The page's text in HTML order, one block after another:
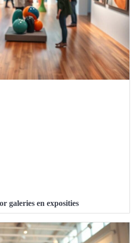
galeries en exposities